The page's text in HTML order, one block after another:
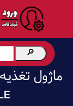
ماژول